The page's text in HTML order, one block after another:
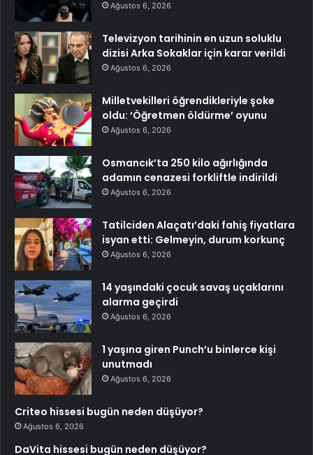
Ağustos 6, 2026
Televizyon tarihinin en uzun soluklu
dizisi Arka Sokaklar için karar verildi
Ağustos 6, 2026
Milletvekilleri öğrendikleriyle şoke
oldu: ‘Öğretmen öldürme’ oyunu
Ağustos 6, 2026
Osmancık’ta 250 kilo ağırlığında
adamın cenazesi forkliftle indirildi
Ağustos 6, 2026
Tatilciden Alaçatı’daki fahiş fiyatlara
isyan etti: Gelmeyin, durum korkunç
Ağustos 6, 2026
14 yaşındaki çocuk savaş uçaklarını
alarma geçirdi
Ağustos 6, 2026
1 yaşına giren Punch’u binlerce kişi
unutmadı
Ağustos 6, 2026
Criteo hissesi bugün neden düşüyor?
Ağustos 6, 2026
DaVita hissesi bugün neden düşüyor?